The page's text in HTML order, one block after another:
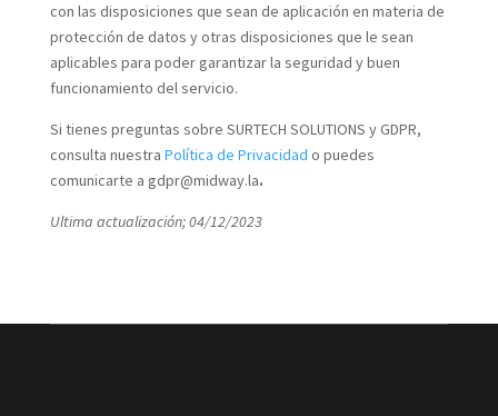
con las disposiciones que sean de aplicación en materia de
protección de datos y otras disposiciones que le sean
aplicables para poder garantizar la seguridad y buen
funcionamiento del servicio.
Si tienes preguntas sobre SURTECH SOLUTIONS y GDPR,
consulta nuestra Política de Privacidad o puedes
comunicarte a gdpr@midway.la.
Ultima actualización; 04/12/2023